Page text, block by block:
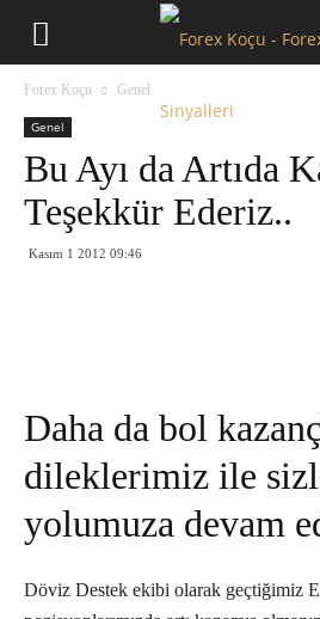
Forex Koçu Genel
Genel
Bu Ayı da Artıda
Teşekkür Ederiz..
Kasım 1 2012 09:46
Daha da bol
dileklerimiz ile
yolumuza devam
Döviz Destek ekibi olarak geçtiğimiz